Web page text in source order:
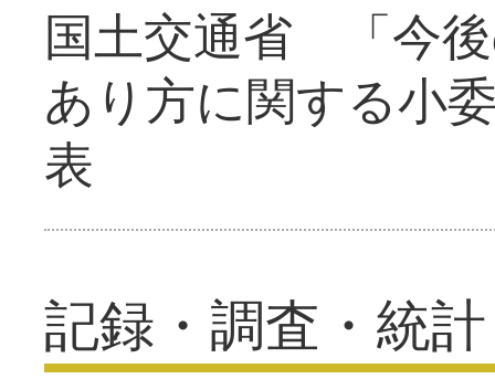
国土交通省 「今
あり方に関する小
表
記録・調査・統計